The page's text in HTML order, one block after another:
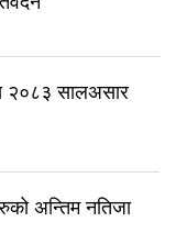
२०८३ सालअसार
अन्तिम नतिजा